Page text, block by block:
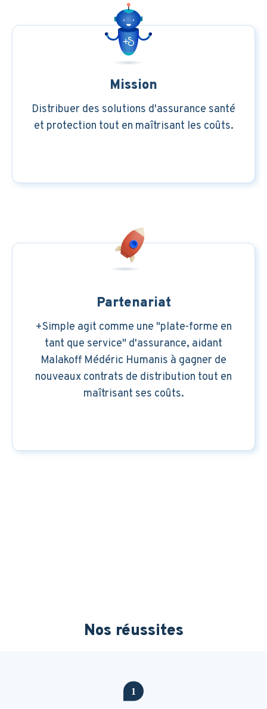
Mission
Distribuer des solutions d'assurance santé
et protection tout en maîtrisant les coûts.
Partenariat
+Simple agit comme une "plate-forme en
tant que service" d'assurance, aidant
Malakoff Médéric Humanis à gagner de
nouveaux contrats de distribution tout en
maîtrisant ses coûts.
Nos réussites